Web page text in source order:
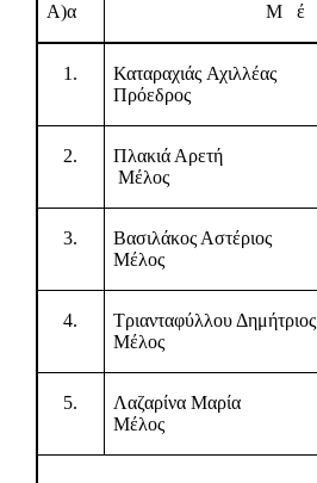
Α)α Μ έ
1.
Καταραχιάς Αχιλλέας
Πρόεδρος
2.
Πλακιά Αρετή
Μέλος
3.
Βασιλάκος Αστέριος
Μέλος
4.
Τριανταφύλλου Δημήτριος
Μέλος
5.
Λαζαρίνα Μαρία
Μέλος